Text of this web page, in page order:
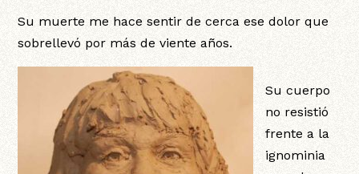
Su muerte me hace sentir de cerca ese dolor que
sobrellevó por más de viente años.
Su cuerpo
no resistió
frente a la
ignominia